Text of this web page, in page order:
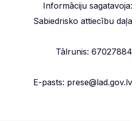
Informāciju sagatavoja:
Sabiedrisko attiecību daļa
Tālrunis: 67027884
E-pasts: prese@lad.gov.lv